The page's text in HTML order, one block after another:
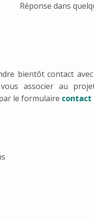
Réponse dans
bientôt contact
associer au
le formulaire contact